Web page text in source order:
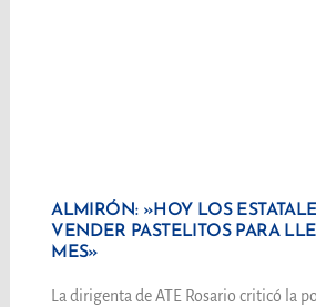
ALMIRÓN: »HOY LOS
VENDER PASTELITOS PARA
MES»
La dirigenta de ATE Rosario criticó la